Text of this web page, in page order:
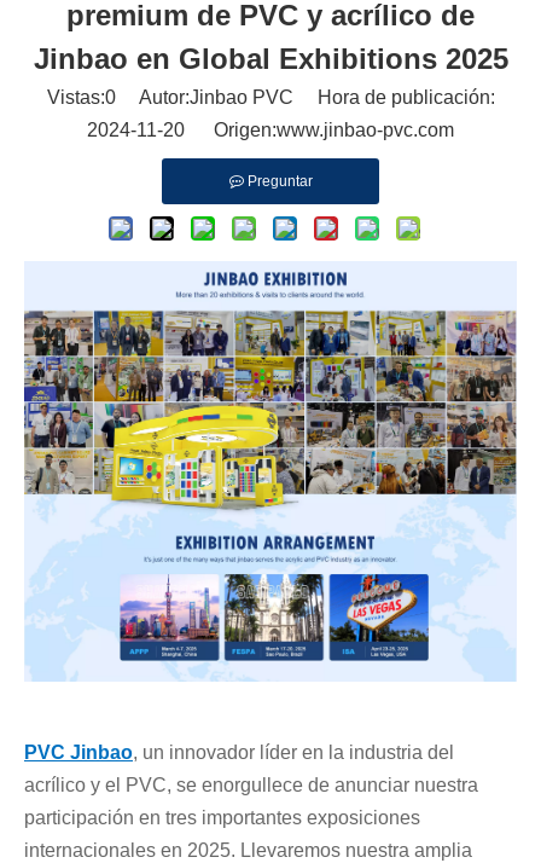
premium de PVC y acrílico de
Jinbao en Global Exhibitions 2025
Vistas:0Autor:Jinbao PVC Hora de publicación:
2024-11-20 Origen:www.jinbao-pvc.com
Preguntar
PVC Jinbao, un innovador líder en la industria del
acrílico y el PVC, se enorgullece de anunciar nuestra
participación en tres importantes exposiciones
internacionales en 2025. Llevaremos nuestra amplia